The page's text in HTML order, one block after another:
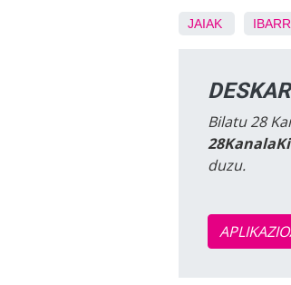
JAIAK
Bilatu 28
duzu.